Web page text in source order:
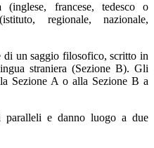
(inglese, francese, tedesco o
regionale, nazionale,
di un saggio filosofico, scritto in
straniera (Sezione B). Gli
Sezione A o alla Sezione B a
paralleli e danno luogo a due